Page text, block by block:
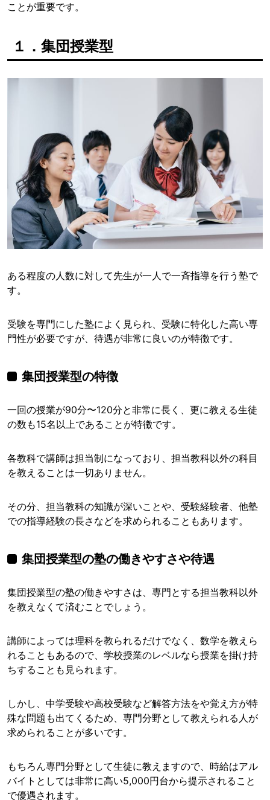
ことが重要です。
１．集団授業型
ある程度の人数に対して先生が一人で一斉指導を行う塾で
す。
受験を専門にした塾によく見られ、受験に特化した高い専
門性が必要ですが、待遇が非常に良いのが特徴です。
集団授業型の特徴
一回の授業が90分〜120分と非常に長く、更に教える生徒
の数も15名以上であることが特徴です。
各教科で講師は担当制になっており、担当教科以外の科目
を教えることは一切ありません。
その分、担当教科の知識が深いことや、受験経験者、他塾
での指導経験の長さなどを求められることもあります。
集団授業型の塾の働きやすさや待遇
集団授業型の塾の働きやすさは、専門とする担当教科以外
を教えなくて済むことでしょう。
講師によっては理科を教られるだけでなく、数学を教えら
れることもあるので、学校授業のレベルなら授業を掛け持
ちすることも見られます。
しかし、中学受験や高校受験など解答方法をや覚え方が特
殊な問題も出てくるため、専門分野として教えられる人が
求められることが多いです。
もちろん専門分野として生徒に教えますので、時給はアル
バイトとしては非常に高い5,000円台から提示されること
で優遇されます。